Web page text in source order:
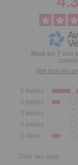
Basé sur 7 avis
Voir tous les
5 étoiles
4 étoiles
3 étoiles
2 étoiles
1 étoile
Trier les avis